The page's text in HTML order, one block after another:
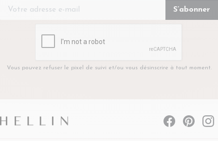
Vous pouvez refuser le pixel de suivi et/ou vous désinscrire à tout moment.